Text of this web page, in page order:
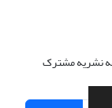
نشریه مشترک